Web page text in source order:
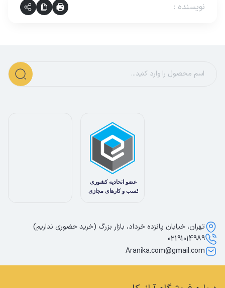
نویسنده :
تهران، خیابان پانزده خرداد، بازار بزرگ (خرید حضوری نداریم)
02191014989
Aranika.com@gmail.com